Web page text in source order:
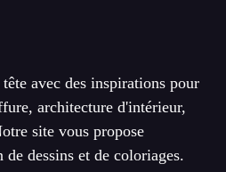
avec des inspirations pour
architecture d'intérieur,
site vous propose
de dessins et de coloriages.